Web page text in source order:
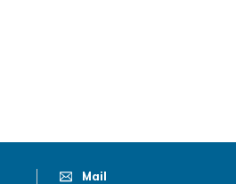
Mail